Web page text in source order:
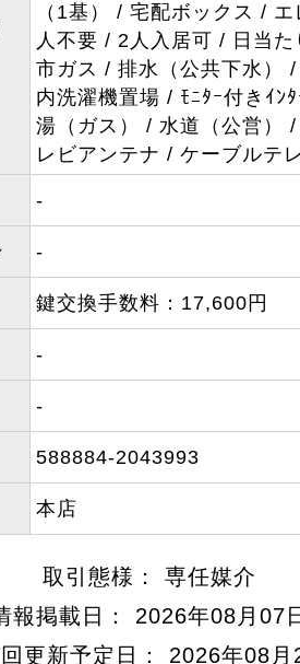
（1基）
宅配ボックス
エ
人不要
2人入居可
日当
市ガス
排水（公共下水）
内洗濯機置場
ﾓﾆﾀｰ付きｲﾝ
湯（ガス）
水道（公営）
レビアンテナ
ケーブルテ
-
-
鍵交換手数料：17,600円
-
-
588884-2043993
本店
取引態様： 専任媒介
報掲載日： 2026年08月07
更新予定日： 2026年08月